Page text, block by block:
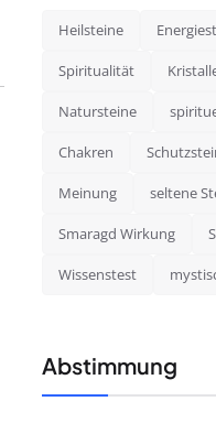
Heilsteine
Spiritualität
Natursteine
Chakren
Meinung seltene
Smaragd Wirkung
Wissenstest
Abstimmung